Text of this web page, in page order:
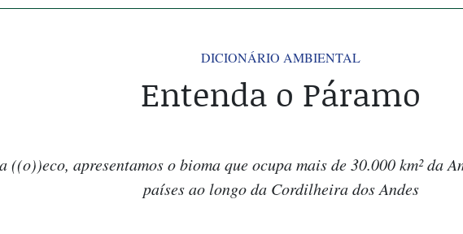
DICIONÁRIO AMBIENTAL
Entenda o Páramo
((o))eco, apresentamos o bioma que ocupa mais de 30.000 km² da
países ao longo da Cordilheira dos Andes